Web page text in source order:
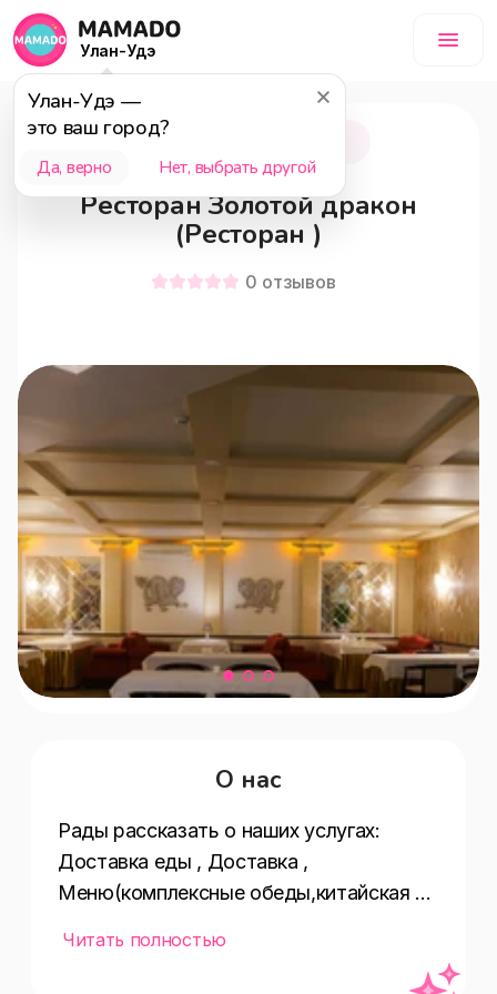
Улан-Удэ
Улан-Удэ —
это ваш город?
Да, верно Нет, выбрать другой
Улан-Удэ
Ресторан Золотой дракон
(Ресторан )
0 отзывов
О нас
Рады рассказать о наших услугах:
Доставка еды , Доставка ,
Меню(комплексные обеды,китайская
Читать полностью